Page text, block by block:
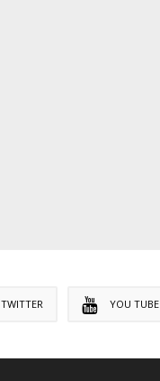
TWITTER YOU TUBE